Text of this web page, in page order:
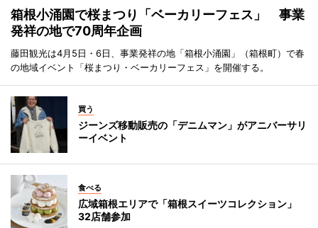
箱根小涌園で桜まつり「ベーカリーフェス」 事業
発祥の地で70周年企画
藤田観光は4月5日・6日、事業発祥の地「箱根小涌園」（箱根町）で春
の地域イベント「桜まつり・ベーカリーフェス」を開催する。
買う
ジーンズ移動販売の「デニムマン」がアニバーサリ
ーイベント
食べる
広域箱根エリアで「箱根スイーツコレクション」
32店舗参加